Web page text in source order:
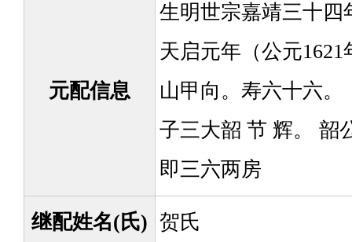
元配信息
生明世宗嘉靖三十四
天启元年（公元
山甲向。寿六十六。
子三大韶 节 辉。 韶
即三六两房
继配姓名(氏) 贺氏